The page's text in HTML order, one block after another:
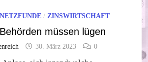
NETZFUNDE /ZINSWIRTSCHAFT
müssen lügen
30. März 2023 0